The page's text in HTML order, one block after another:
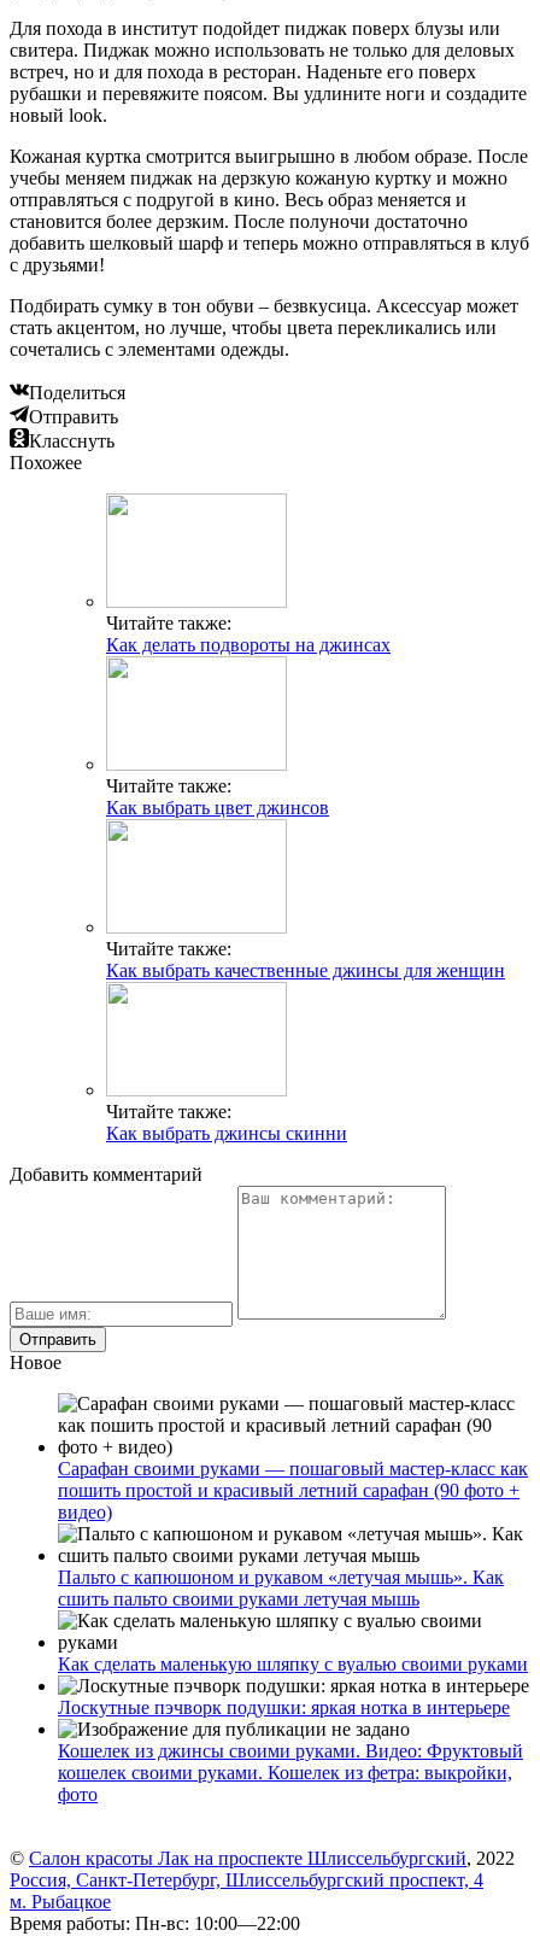
Для похода в институт подойдет пиджак поверх блузы или
свитера. Пиджак можно использовать не только для деловых
встреч, но и для похода в ресторан. Наденьте его поверх
рубашки и перевяжите поясом. Вы удлините ноги и создадите
новый look.
Кожаная куртка смотрится выигрышно в любом образе. После
учебы меняем пиджак на дерзкую кожаную куртку и можно
отправляться с подругой в кино. Весь образ меняется и
становится более дерзким. После полуночи достаточно
добавить шелковый шарф и теперь можно отправляться в клуб
с друзьями!
Подбирать сумку в тон обуви – безвкусица. Аксессуар может
стать акцентом, но лучше, чтобы цвета перекликались или
сочетались с элементами одежды.
Поделиться
Отправить
Класснуть
Похожее
Читайте также:
Как делать подвороты на джинсах
Читайте также:
Как выбрать цвет джинсов
Читайте также:
Как выбрать качественные джинсы для женщин
Читайте также:
Как выбрать джинсы скинни
Добавить комментарий
Новое
Сарафан своими руками — пошаговый мастер-класс как
пошить простой и красивый летний сарафан (90 фото +
видео)
Пальто с капюшоном и рукавом «летучая мышь». Как
сшить пальто своими руками летучая мышь
Как сделать маленькую шляпку с вуалью своими руками
Лоскутные пэчворк подушки: яркая нотка в интерьере
Кошелек из джинсы своими руками. Видео: Фруктовый
кошелек своими руками. Кошелек из фетра: выкройки,
фото
© Салон красоты Лак на проспекте Шлиссельбургский, 2022
Россия, Санкт-Петербург, Шлиссельбургский проспект, 4
м. Рыбацкое
Время работы: Пн-вс: 10:00—22:00